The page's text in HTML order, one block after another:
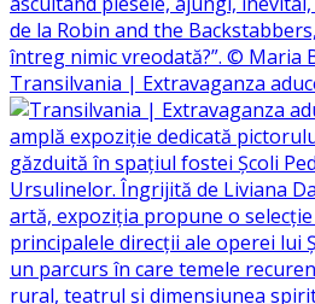
Transilvania | Extravaganza